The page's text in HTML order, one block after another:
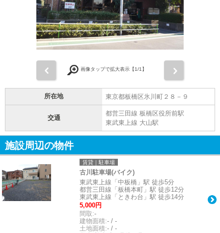
画像タップで拡大表示【1/1】
所在地 東京都板橋区氷川町２８－９
交通
都営三田線 板橋区役所前駅
東武東上線 大山駅
施設周辺の物件
賃貸｜駐車場
古川駐車場(バイク)
東武東上線「中板橋」駅 徒歩5分
都営三田線「板橋本町」駅 徒歩12分
東武東上線「ときわ台」駅 徒歩14分
5,000円
間取:-
建物面積:- / -
土地面積:- / -